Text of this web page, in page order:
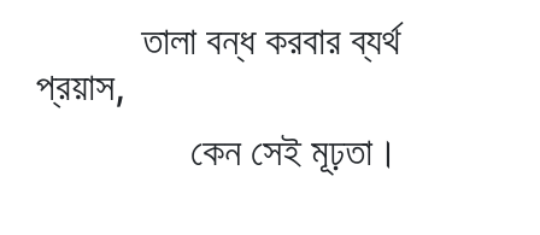
তালা বন্ধ করবার ব্যর্থ
প্রয়াস,
কেন সেই মূঢ়তা।